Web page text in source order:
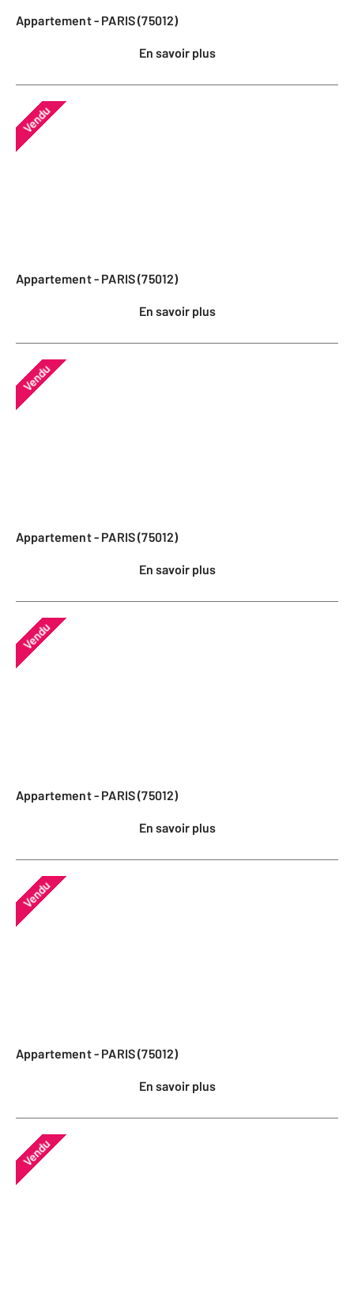
Appartement - PARIS (75012)
En savoir plus
Vendu
Appartement - PARIS (75012)
En savoir plus
Vendu
Appartement - PARIS (75012)
En savoir plus
Vendu
Appartement - PARIS (75012)
En savoir plus
Vendu
Appartement - PARIS (75012)
En savoir plus
Vendu